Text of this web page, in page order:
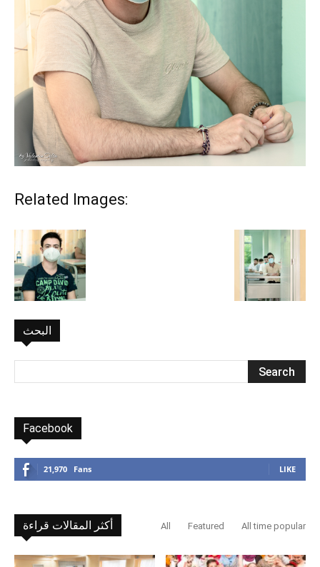
Related Images:
البحث
Facebook
21,970 Fans LIKE
أكثر المقالات قراءة All Featured All time popular